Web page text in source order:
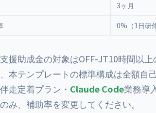
3ヶ月
0%（1日研
援助成金の対象はOFF-JT10時間以
本テンプレートの標準構成は全額自
走定着プラン・ Claude Code業務導
み、補助率を変更してください。